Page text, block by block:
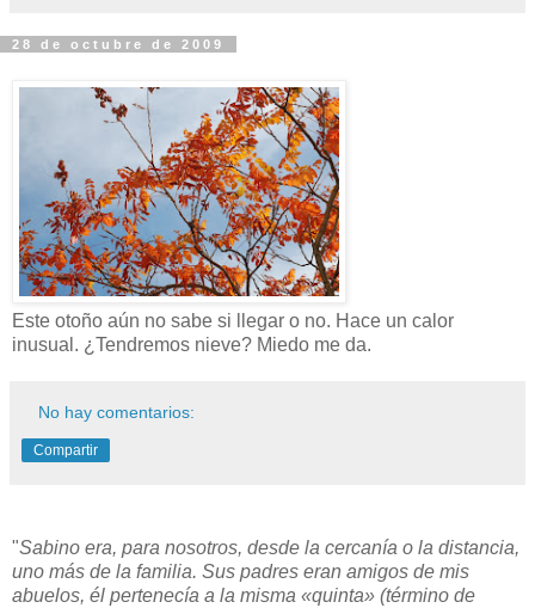
28 de octubre de 2009
Este otoño aún no sabe si llegar o no. Hace un calor
inusual. ¿Tendremos nieve? Miedo me da.
No hay comentarios:
Compartir
"Sabino era, para nosotros, desde la cercanía o la distancia,
uno más de la familia. Sus padres eran amigos de mis
abuelos, él pertenecía a la misma «quinta» (término de